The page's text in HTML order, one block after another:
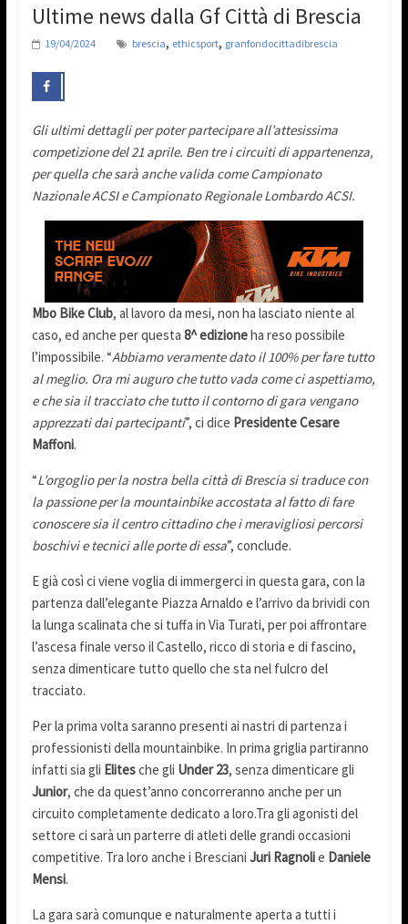
Ultime news dalla Gf Città di Brescia
19/04/2024 brescia, ethicsport, granfondocittadibrescia
Gli ultimi dettagli per poter partecipare all’attesissima
competizione del 21 aprile. Ben tre i circuiti di appartenenza,
per quella che sarà anche valida come Campionato
Nazionale ACSI e Campionato Regionale Lombardo ACSI.
Mbo Bike Club, al lavoro da mesi, non ha lasciato niente al
caso, ed anche per questa 8^ edizioneha reso possibile
l’impossibile. “Abbiamo veramente dato il 100% per fare tutto
al meglio. Ora mi auguro che tutto vada come ci aspettiamo,
e che sia il tracciato che tutto il contorno di gara vengano
apprezzati dai partecipanti”, ci dice Presidente Cesare
Maffoni.
“L’orgoglio per la nostra bella città di Brescia si traduce con
la passione per la mountainbike accostata al fatto di fare
conoscere sia il centro cittadino che i meravigliosi percorsi
boschivi e tecnici alle porte di essa”, conclude.
E già così ci viene voglia di immergerci in questa gara, con la
partenza dall’elegante Piazza Arnaldo e l’arrivo da brividi con
la lunga scalinata che si tuffa in Via Turati, per poi affrontare
l’ascesa finale verso il Castello, ricco di storia e di fascino,
senza dimenticare tutto quello che sta nel fulcro del
tracciato.
Per la prima volta saranno presenti ai nastri di partenza i
professionisti della mountainbike. In prima griglia partiranno
infatti sia gli Elitesche gli Under 23, senza dimenticare gli
Junior, che da quest’anno concorreranno anche per un
circuito completamente dedicato a loro.Tra gli agonisti del
settore ci sarà un parterre di atleti delle grandi occasioni
competitive. Tra loro anche i Bresciani Juri Ragnolie Daniele
Mensi.
La gara sarà comunque e naturalmente aperta a tutti i